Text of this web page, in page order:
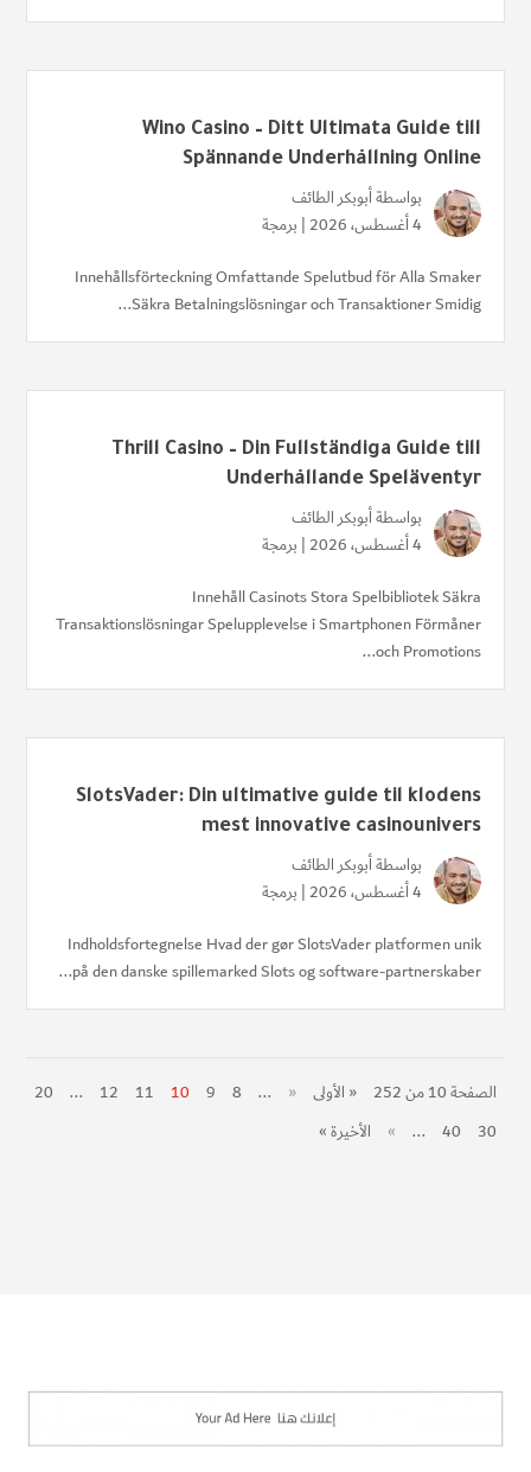
Wino Casino – Ditt Ultimata Guide till
Spännande Underhållning Online
بواسطةأبوبكر الطائف
4 أغسطس، 2026 |
برمجة
Innehållsförteckning Omfattande Spelutbud för Alla Smaker
Säkra Betalningslösningar och Transaktioner Smidig...
Thrill Casino – Din Fullständiga Guide till
Underhållande Speläventyr
بواسطةأبوبكر الطائف
4 أغسطس، 2026 |
برمجة
Innehåll Casinots Stora Spelbibliotek Säkra
Transaktionslösningar Spelupplevelse i Smartphonen Förmåner
och Promotions...
SlotsVader: Din ultimative guide til klodens
mest innovative casinounivers
بواسطةأبوبكر الطائف
4 أغسطس، 2026 |
برمجة
Indholdsfortegnelse Hvad der gør SlotsVader platformen unik
på den danske spillemarked Slots og software-partnerskaber...
الصفحة 10 من 252 « الأولى «
...
8
9
10
11
12
...
20
30
40
...
» الأخيرة »